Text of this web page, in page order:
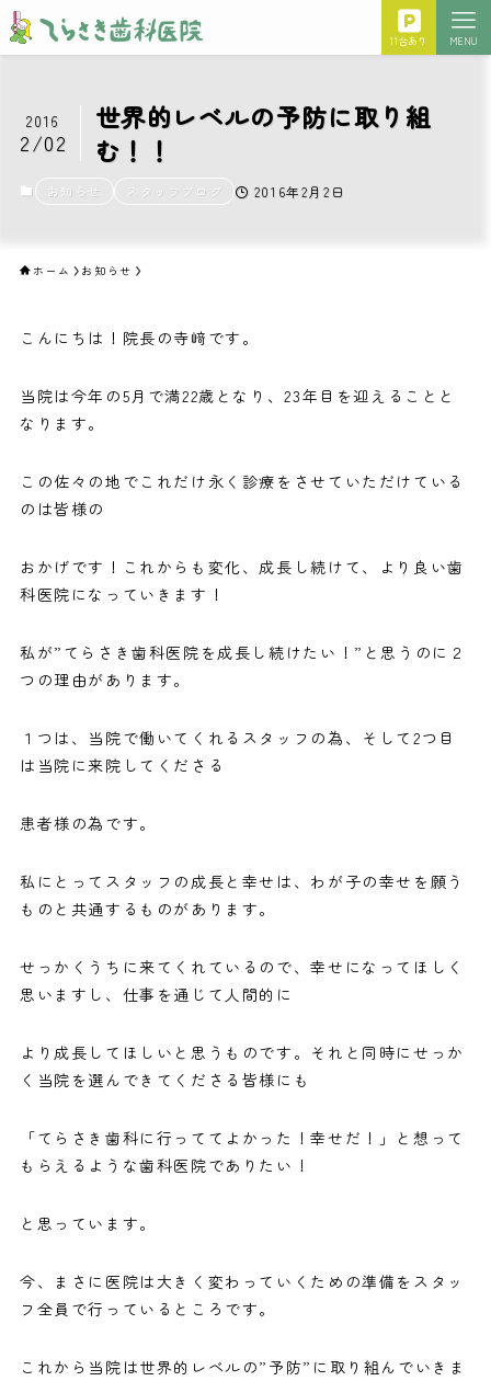
11台あり MENU
世界的レベルの予防に取り組
む！！
2016
2/02
お知らせ スタッフブログ 2016年2月2日
ホーム お知らせ
こんにちは！院長の寺﨑です。
当院は今年の5月で満22歳となり、23年目を迎えることと
なります。
この佐々の地でこれだけ永く診療をさせていただけている
のは皆様の
おかげです！これからも変化、成長し続けて、より良い歯
科医院になっていきます！
私が”てらさき歯科医院を成長し続けたい！”と思うのに２
つの理由があります。
１つは、当院で働いてくれるスタッフの為、そして2つ目
は当院に来院してくださる
患者様の為です。
私にとってスタッフの成長と幸せは、わが子の幸せを願う
ものと共通するものがあります。
せっかくうちに来てくれているので、幸せになってほしく
思いますし、仕事を通じて人間的に
より成長してほしいと思うものです。それと同時にせっか
く当院を選んできてくださる皆様にも
「てらさき歯科に行っててよかった！幸せだ！」と想って
もらえるような歯科医院でありたい！
と思っています。
今、まさに医院は大きく変わっていくための準備をスタッ
フ全員で行っているところです。
これから当院は世界的レベルの”予防”に取り組んでいきま